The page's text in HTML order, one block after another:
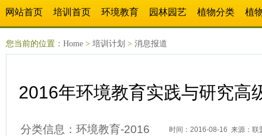
网站首页 培训首页 环境教育 园林园艺 植物分类 植
您当前的位置： Home > 培训计划 > 消息报道
2016年环境教育实践与研究高
分类信息：环境教育-2016 时间：2016-08-16 来源：联